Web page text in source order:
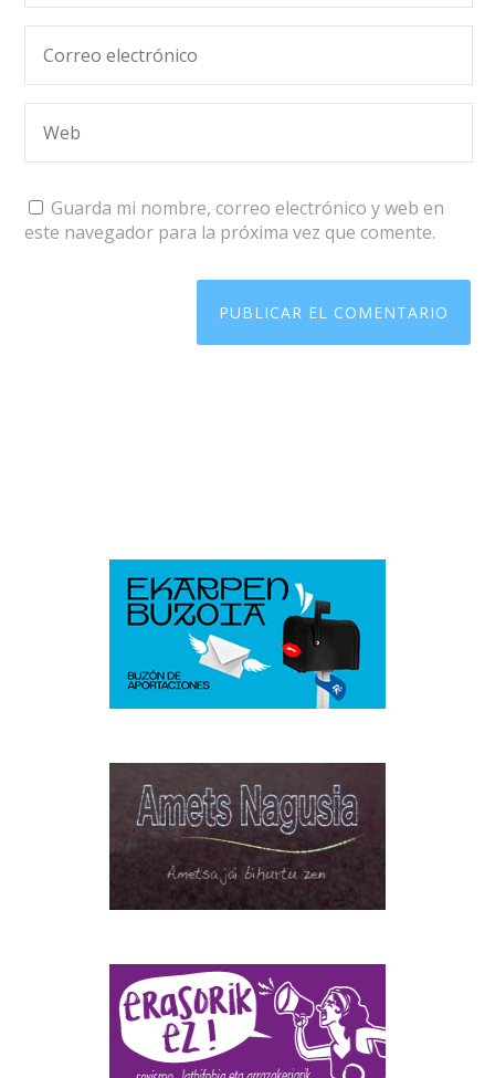
Guarda mi nombre, correo electrónico y web en
este navegador para la próxima vez que comente.